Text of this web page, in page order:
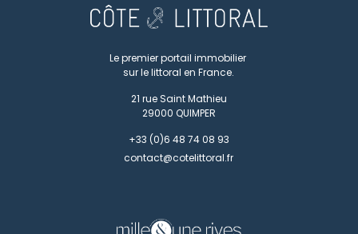
Le premier portail immobilier
sur le littoral en France.
21 rue Saint Mathieu
29000 QUIMPER
+33 (0)6 48 74 08 93
contact@cotelittoral.fr